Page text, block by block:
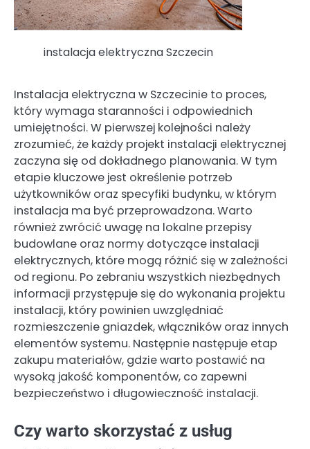
instalacja elektryczna Szczecin
Instalacja elektryczna w Szczecinie to proces,
który wymaga staranności i odpowiednich
umiejętności. W pierwszej kolejności należy
zrozumieć, że każdy projekt instalacji elektrycznej
zaczyna się od dokładnego planowania. W tym
etapie kluczowe jest określenie potrzeb
użytkowników oraz specyfiki budynku, w którym
instalacja ma być przeprowadzona. Warto
również zwrócić uwagę na lokalne przepisy
budowlane oraz normy dotyczące instalacji
elektrycznych, które mogą różnić się w zależności
od regionu. Po zebraniu wszystkich niezbędnych
informacji przystępuje się do wykonania projektu
instalacji, który powinien uwzględniać
rozmieszczenie gniazdek, włączników oraz innych
elementów systemu. Następnie następuje etap
zakupu materiałów, gdzie warto postawić na
wysoką jakość komponentów, co zapewni
bezpieczeństwo i długowieczność instalacji.
Czy warto skorzystać z usług